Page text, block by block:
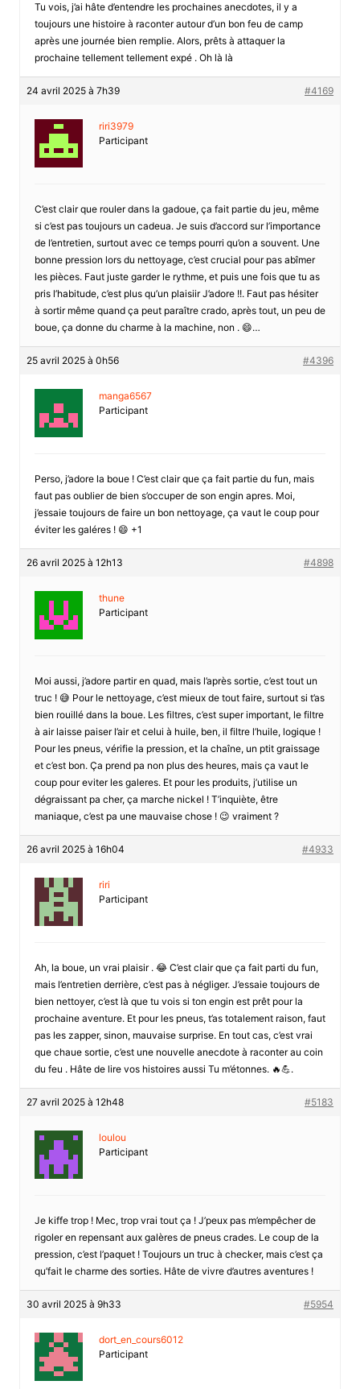
Tu vois, j’ai hâte d’entendre les prochaines anecdotes, il y a
toujours une histoire à raconter autour d’un bon feu de camp
après une journée bien remplie. Alors, prêts à attaquer la
prochaine tellement tellement expé . Oh là là
24 avril 2025 à 7h39 #4169
riri3979
Participant
C’est clair que rouler dans la gadoue, ça fait partie du jeu, même
si c’est pas toujours un cadeua. Je suis d’accord sur l’importance
de l’entretien, surtout avec ce temps pourri qu’on a souvent. Une
bonne pression lors du nettoyage, c’est crucial pour pas abîmer
les pièces. Faut juste garder le rythme, et puis une fois que tu as
pris l’habitude, c’est plus qu’un plaisiir J’adore !!. Faut pas hésiter
à sortir même quand ça peut paraître crado, après tout, un peu de
boue, ça donne du charme à la machine, non . 😄…
25 avril 2025 à 0h56 #4396
manga6567
Participant
Perso, j’adore la boue ! C’est clair que ça fait partie du fun, mais
faut pas oublier de bien s’occuper de son engin apres. Moi,
j’essaie toujours de faire un bon nettoyage, ça vaut le coup pour
éviter les galéres ! 😄 +1
26 avril 2025 à 12h13 #4898
thune
Participant
Moi aussi, j’adore partir en quad, mais l’après sortie, c’est tout un
truc ! 😅 Pour le nettoyage, c’est mieux de tout faire, surtout si t’as
bien rouillé dans la boue. Les filtres, c’est super important, le filtre
à air laisse paiser l’air et celui à huile, ben, il filtre l’huile, logique !
Pour les pneus, vérifie la pression, et la chaîne, un ptit graissage
et c’est bon. Ça prend pa non plus des heures, mais ça vaut le
coup pour eviter les galeres. Et pour les produits, j’utilise un
dégraissant pa cher, ça marche nickel ! T’inquiète, être
maniaque, c’est pa une mauvaise chose ! 😉 vraiment ?
26 avril 2025 à 16h04 #4933
riri
Participant
Ah, la boue, un vrai plaisir . 😂 C’est clair que ça fait parti du fun,
mais l’entretien derrière, c’est pas à négliger. J’essaie toujours de
bien nettoyer, c’est là que tu vois si ton engin est prêt pour la
prochaine aventure. Et pour les pneus, t’as totalement raison, faut
pas les zapper, sinon, mauvaise surprise. En tout cas, c’est vrai
que chaue sortie, c’est une nouvelle anecdote à raconter au coin
du feu . Hâte de lire vos histoires aussi Tu m’étonnes. 🔥💪.
27 avril 2025 à 12h48 #5183
loulou
Participant
Je kiffe trop ! Mec, trop vrai tout ça ! J’peux pas m’empêcher de
rigoler en repensant aux galères de pneus crades. Le coup de la
pression, c’est l’paquet ! Toujours un truc à checker, mais c’est ça
qu’fait le charme des sorties. Hâte de vivre d’autres aventures !
30 avril 2025 à 9h33 #5954
dort_en_cours6012
Participant